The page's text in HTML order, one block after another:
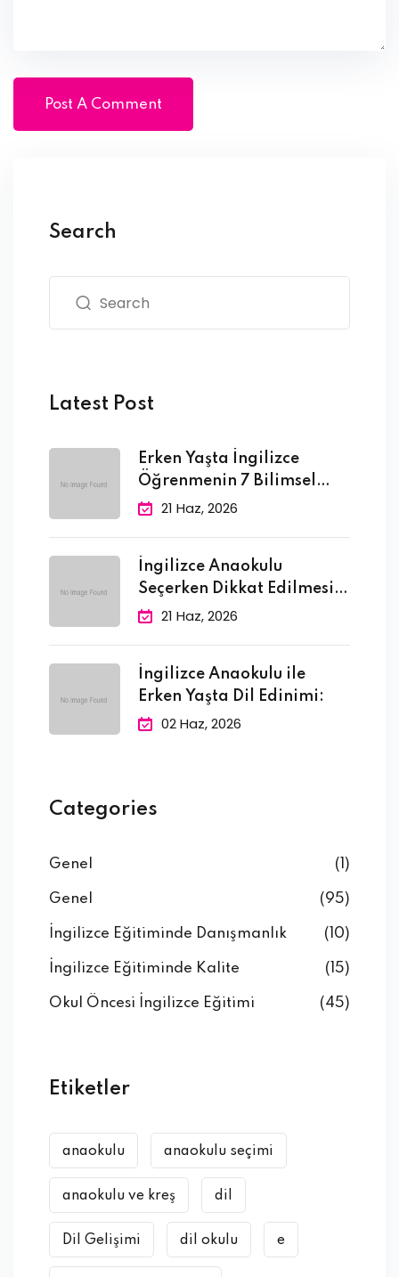
Search
Latest Post
Erken Yaşta İngilizce
Öğrenmenin 7 Bilimsel
Faydası
21 Haz, 2026
İngilizce Anaokulu
Seçerken Dikkat Edilmesi
Gereken 10
21 Haz, 2026
İngilizce Anaokulu ile
Erken Yaşta Dil Edinimi:
02 Haz, 2026
Categories
Genel (1)
Genel (95)
İngilizce Eğitiminde Danışmanlık (10)
İngilizce Eğitiminde Kalite (15)
Okul Öncesi İngilizce Eğitimi (45)
Etiketler
anaokulu anaokulu seçimi
anaokulu ve kreş dil
Dil Gelişimi dil okulu e